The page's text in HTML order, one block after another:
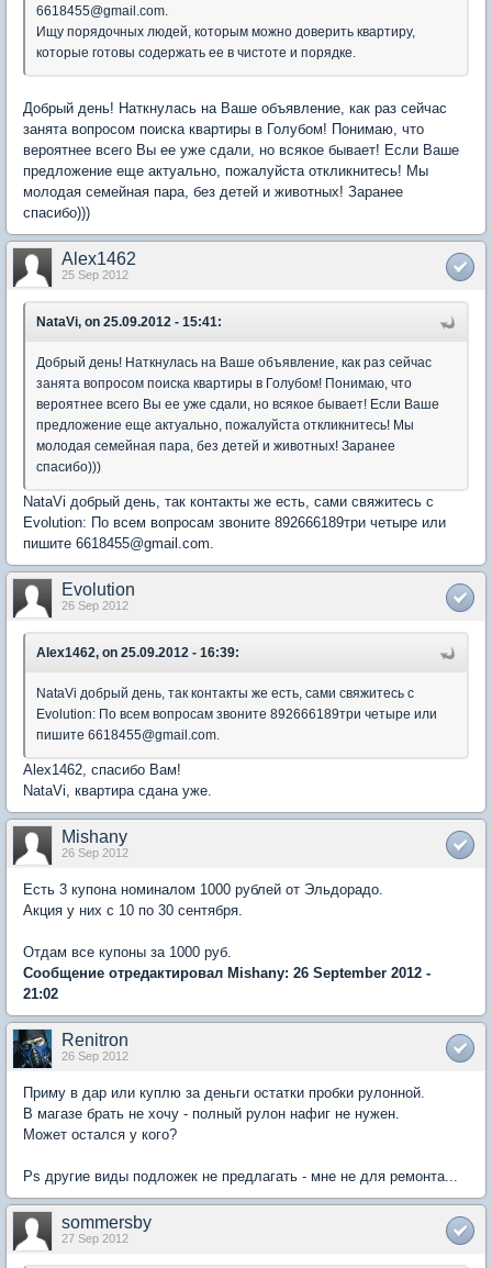
6618455@gmail.com.
Ищу порядочных людей, которым можно доверить квартиру,
которые готовы содержать ее в чистоте и порядке.
Добрый день! Наткнулась на Ваше объявление, как раз сейчас
занята вопросом поиска квартиры в Голубом! Понимаю, что
вероятнее всего Вы ее уже сдали, но всякое бывает! Если Ваше
предложение еще актуально, пожалуйста откликнитесь! Мы
молодая семейная пара, без детей и животных! Заранее
спасибо)))
Alex1462
25 Sep 2012
NataVi, on 25.09.2012 - 15:41:
Добрый день! Наткнулась на Ваше объявление, как раз сейчас
занята вопросом поиска квартиры в Голубом! Понимаю, что
вероятнее всего Вы ее уже сдали, но всякое бывает! Если Ваше
предложение еще актуально, пожалуйста откликнитесь! Мы
молодая семейная пара, без детей и животных! Заранее
спасибо)))
NataVi добрый день, так контакты же есть, сами свяжитесь с
Evolution: По всем вопросам звоните 892666189три четыре или
пишите 6618455@gmail.com.
Evolution
26 Sep 2012
Alex1462, on 25.09.2012 - 16:39:
NataVi добрый день, так контакты же есть, сами свяжитесь с
Evolution: По всем вопросам звоните 892666189три четыре или
пишите 6618455@gmail.com.
Alex1462, спасибо Вам!
NataVi, квартира сдана уже.
Mishany
26 Sep 2012
Есть 3 купона номиналом 1000 рублей от Эльдорадо.
Акция у них с 10 по 30 сентября.
Отдам все купоны за 1000 руб.
Сообщение отредактировал Mishany: 26 September 2012 -
21:02
Renitron
26 Sep 2012
Приму в дар или куплю за деньги остатки пробки рулонной.
В магазе брать не хочу - полный рулон нафиг не нужен.
Может остался у кого?
Ps другие виды подложек не предлагать - мне не для ремонта...
sommersby
27 Sep 2012